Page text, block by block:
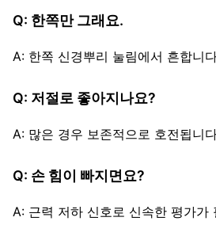
Q: 한쪽만 그래요.
A: 한쪽 신경뿌리 눌림에서 흔합니
Q: 저절로 좋아지나요?
A: 많은 경우 보존적으로 호전됩니
Q: 손 힘이 빠지면요?
A: 근력 저하 신호로 신속한 평가가